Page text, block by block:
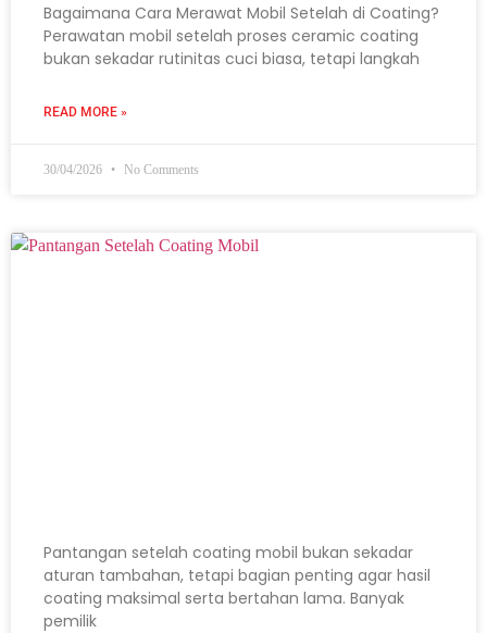
Bagaimana Cara Merawat Mobil Setelah di Coating?
Perawatan mobil setelah proses ceramic coating
bukan sekadar rutinitas cuci biasa, tetapi langkah
READ MORE »
30/04/2026 No Comments
Pantangan setelah coating mobil bukan sekadar
aturan tambahan, tetapi bagian penting agar hasil
coating maksimal serta bertahan lama. Banyak
pemilik